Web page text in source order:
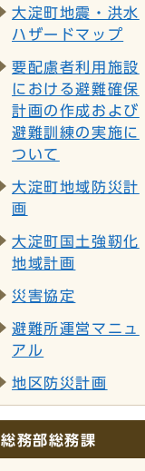
大淀町地震・洪水
ハザードマップ
要配慮者利用施設
における避難確保
計画の作成および
避難訓練の実施に
ついて
大淀町地域防災計
画
大淀町国土強靭化
地域計画
災害協定
避難所運営マニュ
アル
地区防災計画
総務部総務課